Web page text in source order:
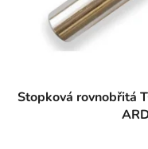
Stopková rovnobřitá